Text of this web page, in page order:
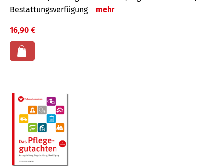
Bestat­tungs­ver­fügung
mehr
16,90 €